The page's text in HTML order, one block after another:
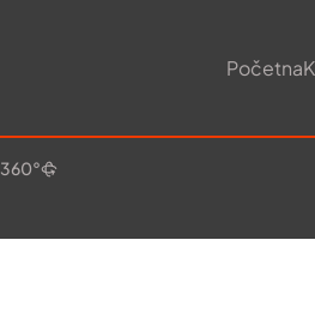
Početna
360°